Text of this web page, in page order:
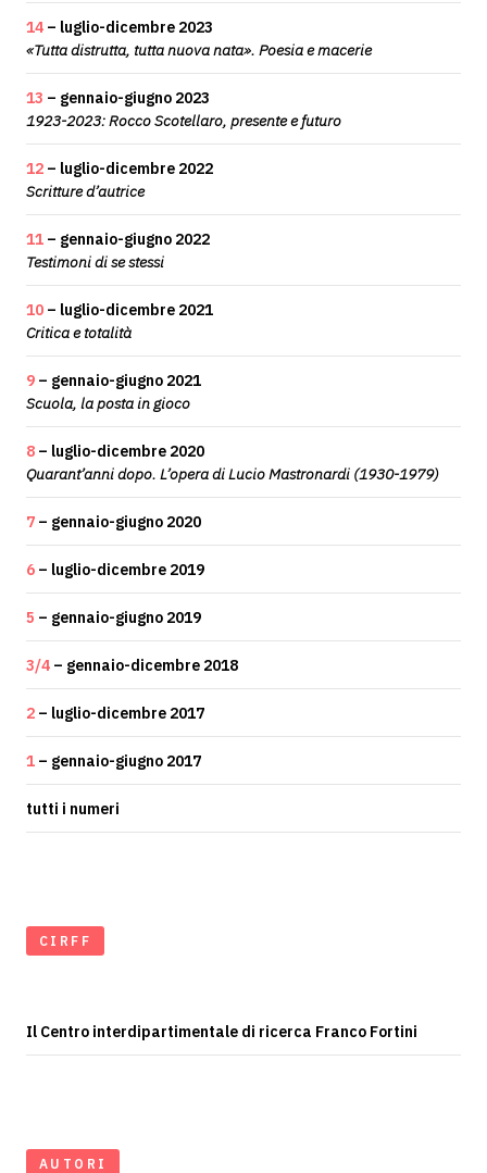
14 – luglio-dicembre 2023
«Tutta distrutta, tutta nuova nata». Poesia e macerie
13 – gennaio-giugno 2023
1923-2023: Rocco Scotellaro, presente e futuro
12 – luglio-dicembre 2022
Scritture d’autrice
11 – gennaio-giugno 2022
Testimoni di se stessi
10 – luglio-dicembre 2021
Critica e totalità
9 – gennaio-giugno 2021
Scuola, la posta in gioco
8 – luglio-dicembre 2020
Quarant’anni dopo. L’opera di Lucio Mastronardi (1930-1979)
7 – gennaio-giugno 2020
6 – luglio-dicembre 2019
5 – gennaio-giugno 2019
3/4 – gennaio-dicembre 2018
2 – luglio-dicembre 2017
1 – gennaio-giugno 2017
tutti i numeri
CIRFF
Il Centro interdipartimentale di ricerca Franco Fortini
AUTORI